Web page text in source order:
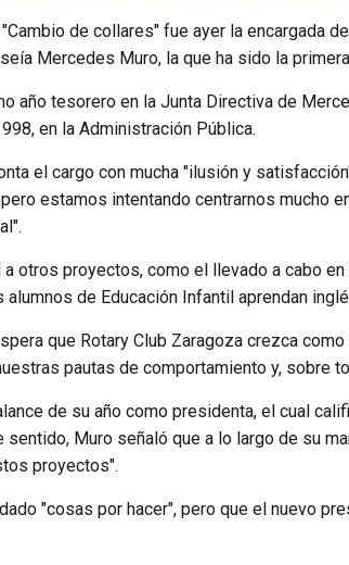
de collares" fue ayer la encargada
Mercedes Muro, la que ha sido la
año tesorero en la Junta Directiva de
en la Administración Pública.
el cargo con mucha "ilusión y
estamos intentando centrarnos mucho
otros proyectos, como el llevado a cabo
de Educación Infantil aprendan
que Rotary Club Zaragoza crezca
pautas de comportamiento y, sobre
de su año como presidenta, el cual
sentido, Muro señaló que a lo largo de su
proyectos".
"cosas por hacer", pero que el nuevo